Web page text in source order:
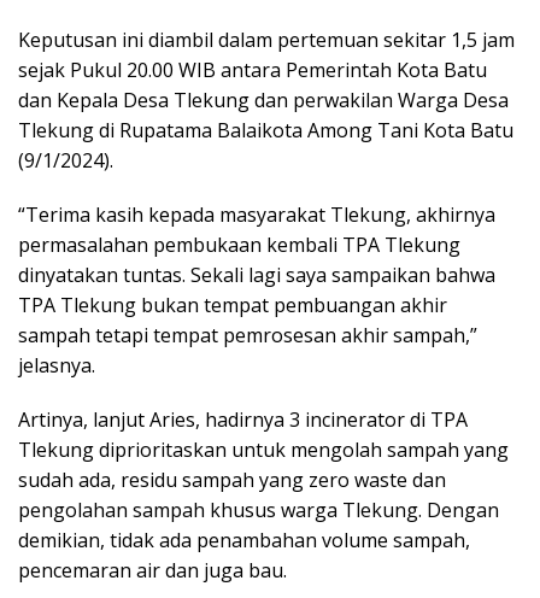
Keputusan ini diambil dalam pertemuan sekitar 1,5 jam
sejak Pukul 20.00 WIB antara Pemerintah Kota Batu
dan Kepala Desa Tlekung dan perwakilan Warga Desa
Tlekung di Rupatama Balaikota Among Tani Kota Batu
(9/1/2024).
“Terima kasih kepada masyarakat Tlekung, akhirnya
permasalahan pembukaan kembali TPA Tlekung
dinyatakan tuntas. Sekali lagi saya sampaikan bahwa
TPA Tlekung bukan tempat pembuangan akhir
sampah tetapi tempat pemrosesan akhir sampah,”
jelasnya.
Artinya, lanjut Aries, hadirnya 3 incinerator di TPA
Tlekung diprioritaskan untuk mengolah sampah yang
sudah ada, residu sampah yang zero waste dan
pengolahan sampah khusus warga Tlekung. Dengan
demikian, tidak ada penambahan volume sampah,
pencemaran air dan juga bau.